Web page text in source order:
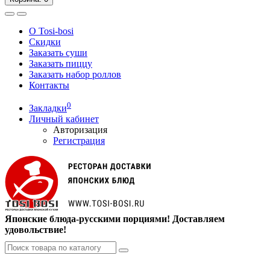
О Tosi-bosi
Скидки
Заказать суши
Заказать пиццу
Заказать набор роллов
Контакты
Закладки0
Личный кабинет
Авторизация
Регистрация
Японские блюда-русскими порциями! Доставляем
удовольствие!